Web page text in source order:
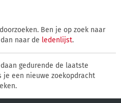
Ben je op zoek naar
naar de ledenlijst.
gedurende de laatste
je een nieuwe zoekopdracht